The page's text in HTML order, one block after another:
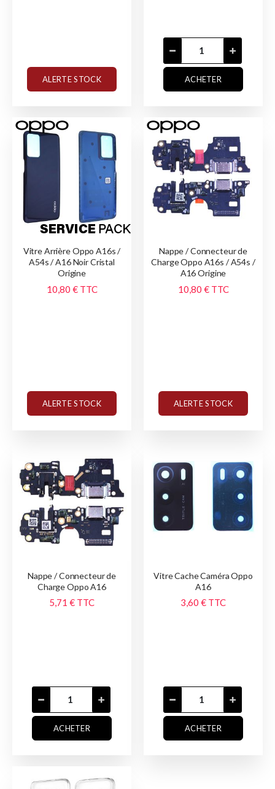
ALERTE STOCK ACHETER
Vitre Arrière Oppo A16s /
A54s / A16 Noir Cristal
Origine
10,80 € TTC
ALERTE STOCK
Nappe / Connecteur de
Charge Oppo A16s / A54s /
A16 Origine
10,80 € TTC
ALERTE STOCK
Nappe / Connecteur de
Charge Oppo A16
5,71 € TTC
ACHETER
Vitre Cache Caméra Oppo
A16
3,60 € TTC
ACHETER